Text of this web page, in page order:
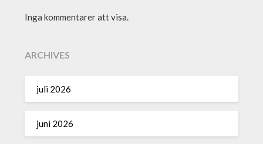
Inga kommentarer att visa.
ARCHIVES
juli 2026
juni 2026